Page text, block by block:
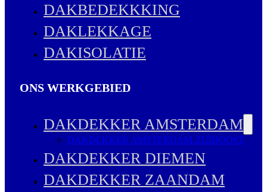
DAKBEDEKKKING
DAKLEKKAGE
DAKISOLATIE
ONS WERKGEBIED
DAKDEKKER AMSTERDAM
DAKDEKKER AMSTERDAM-ZUIDOOST
DAKDEKKER DIEMEN
DAKDEKKER ZAANDAM